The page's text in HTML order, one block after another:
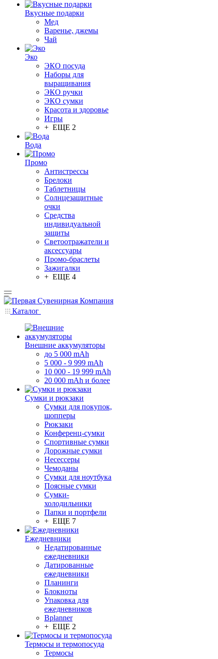
Вкусные подарки
Мед
Варенье, джемы
Чай
Эко
ЭКО посуда
Наборы для
выращивания
ЭКО ручки
ЭКО сумки
Красота и здоровье
Игры
+ ЕЩЕ 2
Вода
Промо
Антистрессы
Брелоки
Таблетницы
Солнцезащитные
очки
Средства
индивидуальной
защиты
Светоотражатели и
аксессуары
Промо-браслеты
Зажигалки
+ ЕЩЕ 4
Каталог
Внешние аккумуляторы
до 5 000 mAh
5 000 - 9 999 mAh
10 000 - 19 999 mAh
20 000 mAh и более
Сумки и рюкзаки
Сумки для покупок,
шопперы
Рюкзаки
Конференц-сумки
Спортивные сумки
Дорожные сумки
Несессеры
Чемоданы
Сумки для ноутбука
Поясные сумки
Сумки-
холодильники
Папки и портфели
+ ЕЩЕ 7
Ежедневники
Недатированные
ежедневники
Датированные
ежедневники
Планинги
Блокноты
Упаковка для
ежедневников
Bplanner
+ ЕЩЕ 2
Термосы и термопосуда
Термосы